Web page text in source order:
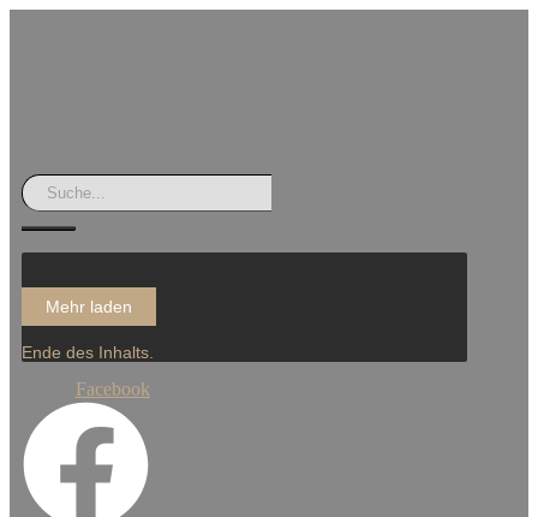
Mehr laden
Ende des Inhalts.
Facebook